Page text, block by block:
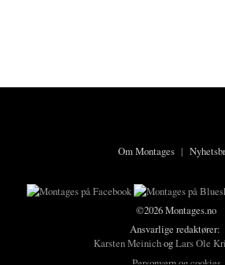
Om Montages|
©2026 Montages.no
Ansvarlige redaktører:
Karsten MeinichogLars Ole